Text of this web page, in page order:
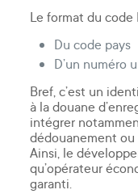
Le format du code
Du code pays
D’un numéro
Bref, c’est un
à la douane
intégrer
dédouanement
Ainsi, le
qu’opérateur
garanti.